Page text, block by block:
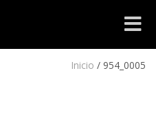
Inicio / 954_0005